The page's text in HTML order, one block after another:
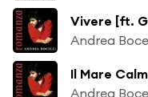
Vivere [ft.
Andrea
Andrea